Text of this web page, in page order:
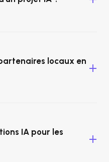
locaux en
IA pour les